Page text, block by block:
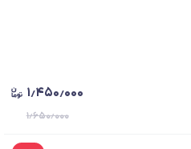
۱٫۴۵۰٫۰۰۰
۱٫۶۵۰٫۰۰۰